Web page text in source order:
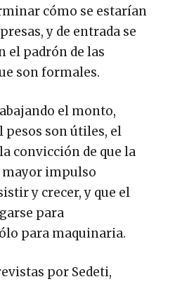
cómo se estarían
y de entrada se
el padrón de las
son formales.
el monto,
pesos son útiles, el
convicción de que la
mayor impulso
y crecer, y que el
para
para maquinaria.
por Sedeti,